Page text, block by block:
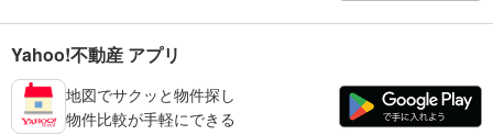
Yahoo!不動産 アプリ
地図でサクッと物件探し
物件比較が手軽にできる